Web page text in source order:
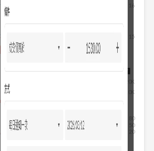
15
16
2026/08/07
10K
20K
20
50
80